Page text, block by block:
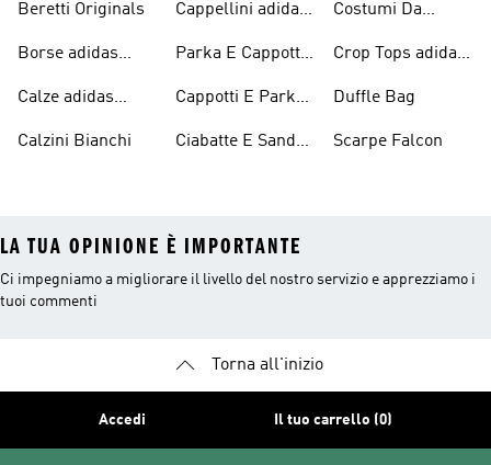
Beretti Originals
Borse adidas
Calze adidas
Calzini Bianchi
Cappellini adidas
Parka E Cappotti
Cappotti E Parkas
Ciabatte E Sandali
Costumi Da
Crop Tops adidas
Duffle Bag
Scarpe Falcon
LA TUA OPINIONE È IMPORTANTE
Ci impegniamo a migliorare il livello del nostro servizio e apprezziamo i
tuoi commenti
Torna all'inizio
Accedi Il tuo carrello (0)